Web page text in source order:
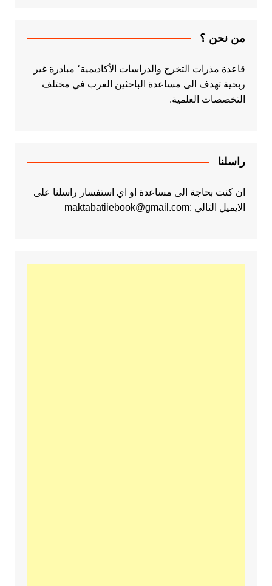
من نحن ؟
قاعدة مذرات التخرج والدراسات الأكاديمية٬ مبادرة غير
ربحية تهدف الى مساعدة الباحثين العرب في مختلف
التخصصات العلمية.
راسلنا
ان كنت بحاجة الى مساعدة او اي استفسار راسلنا على
الايميل التالي :maktabatiiebook@gmail.com